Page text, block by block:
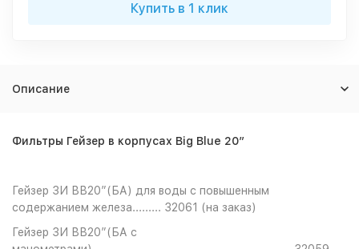
Купить в 1 клик
Описание
Фильтры Гейзер в корпусах Big Blue 20”
Гейзер ЗИ ВВ20”(БА) для воды с повышенным
содержанием железа......... 32061 (на заказ)
Гейзер ЗИ ВВ20”(БА с